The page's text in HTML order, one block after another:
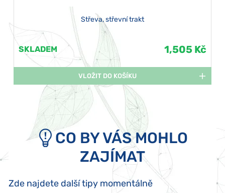
Střeva, střevní trakt
SKLADEM 1,505 Kč
VLOŽIT DO KOŠÍKU
CO BY VÁS MOHLO
ZAJÍMAT
Zde najdete další tipy momentálně